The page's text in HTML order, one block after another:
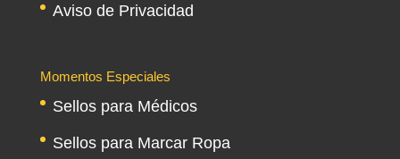
Aviso de Privacidad
Momentos Especiales
Sellos para Médicos
Sellos para Marcar Ropa